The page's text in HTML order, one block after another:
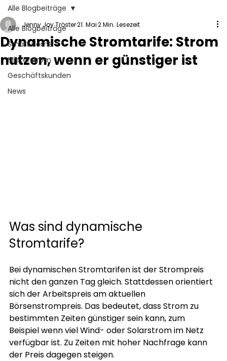
Alle Blogbeiträge
Smart Home
Mieterstrom
Geschäftskunden
News
Alle Blogbeiträge
Dynamische Stromtarife: Strom
nutzen, wenn er günstiger ist
Jenny Joy Tröster21. Mai2 Min. Lesezeit
Was sind dynamische
Stromtarife?
Bei dynamischen Stromtarifen ist der Strompreis
nicht den ganzen Tag gleich. Stattdessen orientiert
sich der Arbeitspreis am aktuellen
Börsenstrompreis. Das bedeutet, dass Strom zu
bestimmten Zeiten günstiger sein kann, zum
Beispiel wenn viel Wind- oder Solarstrom im Netz
verfügbar ist. Zu Zeiten mit hoher Nachfrage kann
der Preis dagegen steigen.